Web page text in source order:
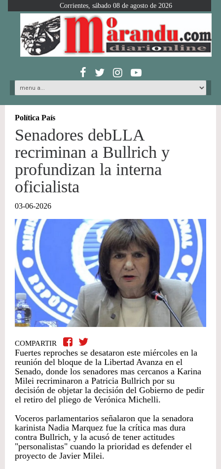
Corrientes, sábado 08 de agosto de 2026
Política País
Senadores debLLA
recriminan a Bullrich y
profundizan la interna
oficialista
03-06-2026
COMPARTIR
Fuertes reproches se desataron este miércoles en la
reunión del bloque de la Libertad Avanza en el
Senado, donde los senadores mas cercanos a Karina
Milei recriminaron a Patricia Bullrich por su
decisión de objetar la decisión del Gobierno de pedir
el retiro del pliego de Verónica Michelli.
Voceros parlamentarios señalaron que la senadora
karinista Nadia Marquez fue la crítica mas dura
contra Bullrich, y la acusó de tener actitudes
"personalistas" cuando la prioridad es defender el
proyecto de Javier Milei.